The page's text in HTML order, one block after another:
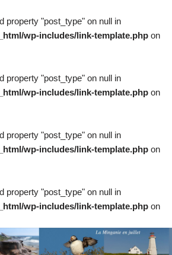
property "post_type" on null in
wp-includes/link-template.php on
property "post_type" on null in
wp-includes/link-template.php on
property "post_type" on null in
wp-includes/link-template.php on
property "post_type" on null in
wp-includes/link-template.php on